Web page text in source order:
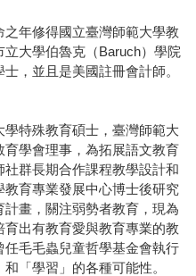
年修得國立臺灣師範大學教
大學伯魯克（Baruch）學院
，並且是美國註冊會計師。
特殊教育碩士，臺灣師範大
學會理事，為拓展語文教育
群長期合作課程教學設計和
育專業發展中心博士後研究
畫，關注弱勢者教育，現為
出有教育愛與教育專業的教
毛毛蟲兒童哲學基金會執行
「學習」的各種可能性。